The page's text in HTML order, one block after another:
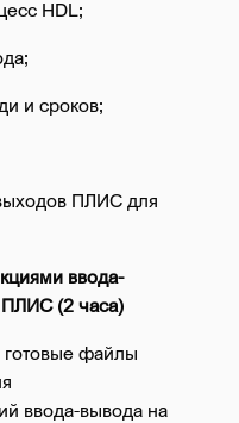
HDL;
и сроков;
ПЛИС для
ввода-
ПЛИС (2 часа)
готовые файлы
ввода-вывода на